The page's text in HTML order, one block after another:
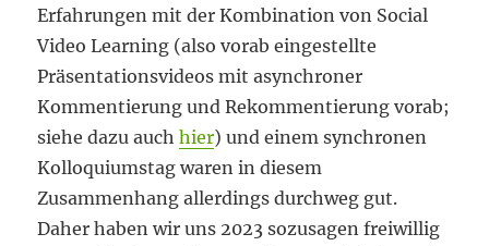
Erfahrungen mit der Kombination von Social
Video Learning (also vorab eingestellte
Präsentationsvideos mit asynchroner
Kommentierung und Rekommentierung vorab;
siehe dazu auchhier) und einem synchronen
Kolloquiumstag waren in diesem
Zusammenhang allerdings durchweg gut.
Daher haben wir uns 2023 sozusagen freiwillig